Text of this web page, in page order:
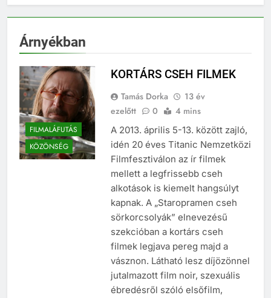
Árnyékban
FILMALÁFUTÁS
KÖZÖNSÉG
KORTÁRS CSEH FILMEK
Tamás Dorka
13 év
ezelőtt
0 4 mins
A 2013. április 5-13. között zajló,
idén 20 éves Titanic Nemzetközi
Filmfesztiválon az ír filmek
mellett a legfrissebb cseh
alkotások is kiemelt hangsúlyt
kapnak. A „Staropramen cseh
sörkorcsolyák” elnevezésű
szekcióban a kortárs cseh
filmek legjava pereg majd a
vásznon. Látható lesz díjözönnel
jutalmazott film noir, szexuális
ébredésről szóló elsőfilm,